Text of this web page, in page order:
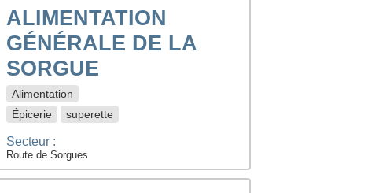
ALIMENTATION
GÉNÉRALE DE LA
SORGUE
Alimentation
Épicerie
superette
Secteur :
Route de Sorgues